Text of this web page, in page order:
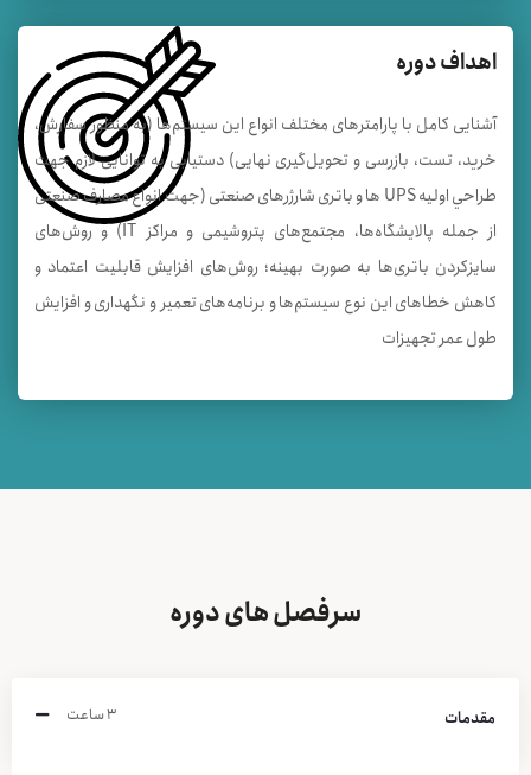
اهداف دوره
آشنایی کامل با پارامترهای مختلف انواع این سیستم‌ها (به منظور سفارش،
خريد، تست، بازرسی و تحويل‌گيری نهايی) دستیابی به توانایی لازم جهت
طراحي اوليه UPS ها و باتری شارژرهای صنعتی (جهت انواع مصارف صنعتی
از جمله پالايشگاه‌ها، مجتمع‌های پتروشيمی و مراکز IT) و روش‌های
سايزكردن باتری‌ها به صورت بهینه؛ روش‌های افزایش قابلیت اعتماد و
کاهش خطاهای این نوع سیستم‌ها و برنامه‌های تعمیر و نگهداری و افزایش
طول عمر تجهیزات
سرفصل های دوره
مقدمات ۳ ساعت